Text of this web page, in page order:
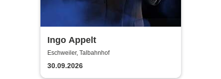
Ingo Appelt
Eschweiler, Talbahnhof
30.09.2026